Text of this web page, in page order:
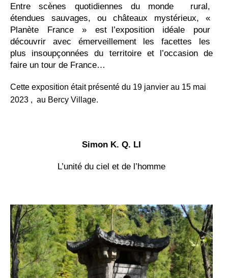
Entre scènes quotidiennes du monde rural,
étendues sauvages, ou châteaux mystérieux, «
Planète France » est l’exposition idéale pour
découvrir avec émerveillement les facettes les
plus insoupçonnées du territoire et l’occasion de
faire un tour de France…
Cette exposition était présenté du 19 janvier au 15 mai
2023 , au Bercy Village.
Simon K. Q. LI
L’unité du ciel et de l’homme